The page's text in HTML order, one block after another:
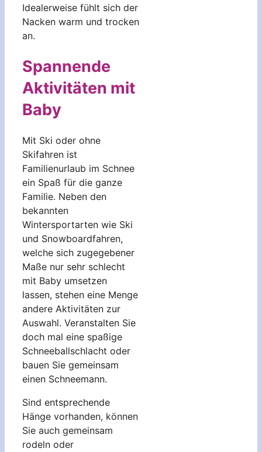
Idealerweise fühlt sich der
Nacken warm und trocken
an.
Spannende
Aktivitäten mit
Baby
Mit Ski oder ohne
Skifahren ist
Familienurlaub im Schnee
ein Spaß für die ganze
Familie. Neben den
bekannten
Wintersportarten wie Ski
und Snowboardfahren,
welche sich zugegebener
Maße nur sehr schlecht
mit Baby umsetzen
lassen, stehen eine Menge
andere Aktivitäten zur
Auswahl. Veranstalten Sie
doch mal eine spaßige
Schneeballschlacht oder
bauen Sie gemeinsam
einen Schneemann.
Sind entsprechende
Hänge vorhanden, können
Sie auch gemeinsam
rodeln oder